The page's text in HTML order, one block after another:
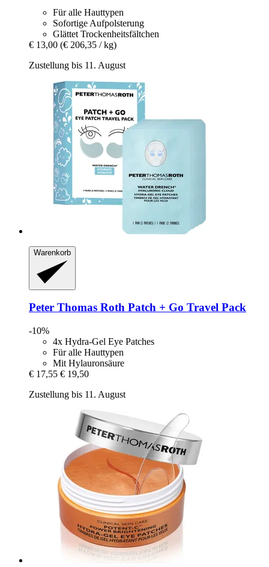
Für alle Hauttypen
Sofortige Aufpolsterung
Glättet Trockenheitsfältchen
€ 13,00 (€ 206,35 / kg)
Zustellung bis 11. August
Warenkorb
Peter Thomas Roth Patch + Go Travel Pack
-10%
4x Hydra-Gel Eye Patches
Für alle Hauttypen
Mit Hylauronsäure
€ 17,55 € 19,50
Zustellung bis 11. August